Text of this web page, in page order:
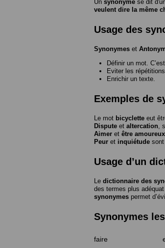
Un synonyme se dit
veulent dire la même
Usage des
Synonymes et
Définir un mot.
Eviter les
Enrichir un texte.
Exemples de
Le mot bicyclette eut
Dispute et altercation ,
Aimer et être amoureux
Peur et inquiétude
Usage d’un
Le dictionnaire des
des termes plus
synonymes permet
Synonymes
faire